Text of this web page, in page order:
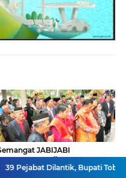
JABIJABI
di Tugu
SITUMORANG SIPITU: Freddy
Bupati Toba Tekankan